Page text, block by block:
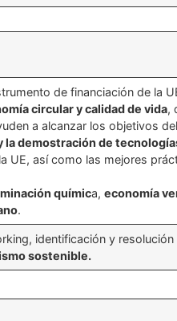
de financiación de la
circular y calidad de vida,
a alcanzar los objetivos
la demostración de
UE, así como las mejores
química, economía
.
identificación y resolución
sostenible.